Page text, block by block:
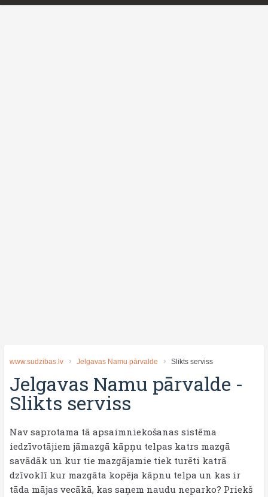
www.sudzibas.lv Jelgavas Namu pārvalde Slikts serviss
Jelgavas Namu pārvalde -
Slikts serviss
Nav saprotama tā apsaimniekošanas sistēma
iedzīvotājiem jāmazgā kāpņu telpas katrs mazgā
savādāk un kur tie mazgājamie tiek turēti katrā
dzīvoklī kur mazgāta kopēja kāpnu telpa un kas ir
tāda mājas vecākā, kas saņem naudu neparko? Priekš